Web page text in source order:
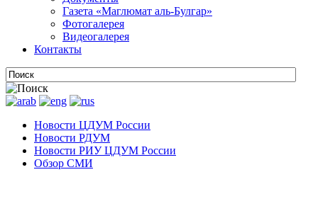
Газета «Маглюмат аль-Булгар»
Фотогалерея
Видеогалерея
Контакты
Новости ЦДУМ России
Новости РДУМ
Новости РИУ ЦДУМ России
Обзор СМИ